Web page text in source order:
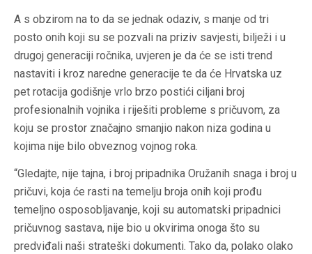
A s obzirom na to da se jednak odaziv, s manje od tri
posto onih koji su se pozvali na priziv savjesti, bilježi i u
drugoj generaciji ročnika, uvjeren je da će se isti trend
nastaviti i kroz naredne generacije te da će Hrvatska uz
pet rotacija godišnje vrlo brzo postići ciljani broj
profesionalnih vojnika i riješiti probleme s pričuvom, za
koju se prostor značajno smanjio nakon niza godina u
kojima nije bilo obveznog vojnog roka.
“Gledajte, nije tajna, i broj pripadnika Oružanih snaga i broj u
pričuvi, koja će rasti na temelju broja onih koji prođu
temeljno osposobljavanje, koji su automatski pripadnici
pričuvnog sastava, nije bio u okvirima onoga što su
predviđali naši strateški dokumenti. Tako da, polako olako